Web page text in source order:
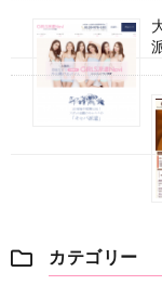
カテゴリー